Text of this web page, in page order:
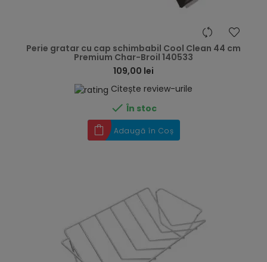
Perie gratar cu cap schimbabil Cool Clean 44 cm
Premium Char-Broil 140533
109,00 lei
Citește review-urile
 În stoc
Adaugă în Coș